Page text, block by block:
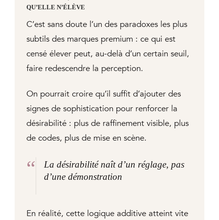
QU’ELLE N’ÉLÈVE
C’est sans doute l’un des paradoxes les plus
subtils des marques premium : ce qui est
censé élever peut, au-delà d’un certain seuil,
faire redescendre la perception.
On pourrait croire qu’il suffit d’ajouter des
signes de sophistication pour renforcer la
désirabilité : plus de raffinement visible, plus
de codes, plus de mise en scène.
“
La désirabilité naît d’un réglage, pas
d’une démonstration
En réalité, cette logique additive atteint vite